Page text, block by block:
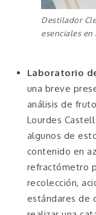
Destilador
esenciales
Laboratorio
una breve
análisis de
Lourdes
algunos de
contenido en
refractómetro
recolección,
estándares de